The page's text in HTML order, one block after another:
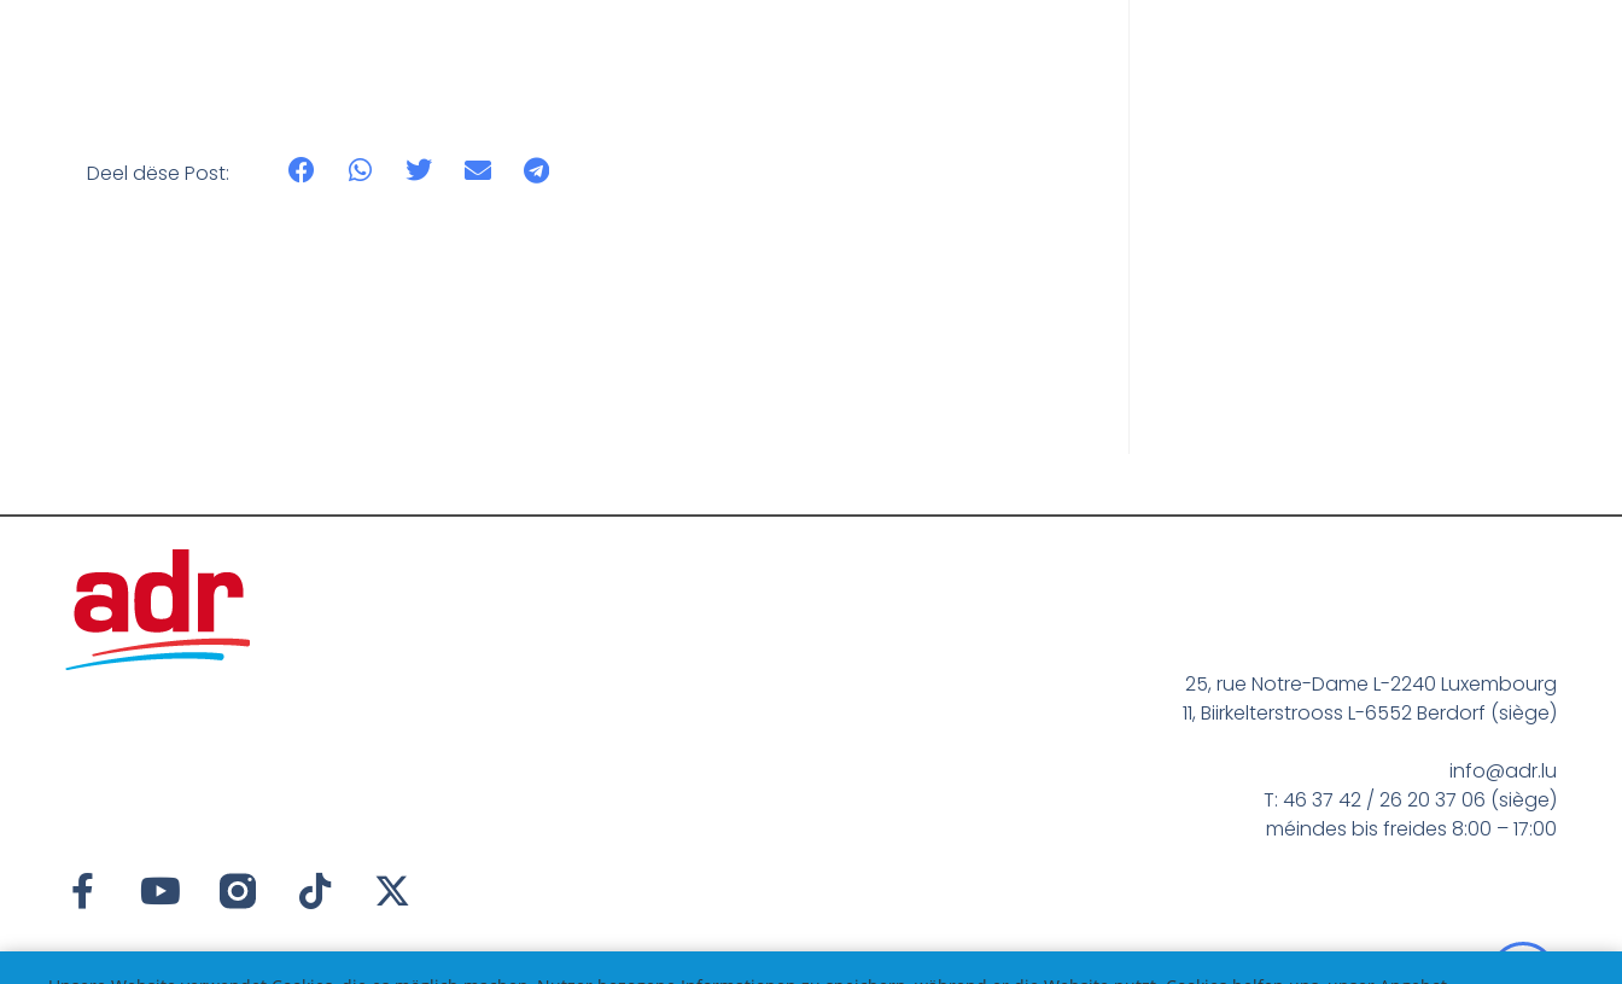
Deel dëse Post:
25, rue Notre-Dame L-2240 Luxembourg
11, Biirkelterstrooss L-6552 Berdorf (siège)
info@adr.lu
T: 46 37 42 / 26 20 37 06 (siège)
méindes bis freides 8:00 – 17:00